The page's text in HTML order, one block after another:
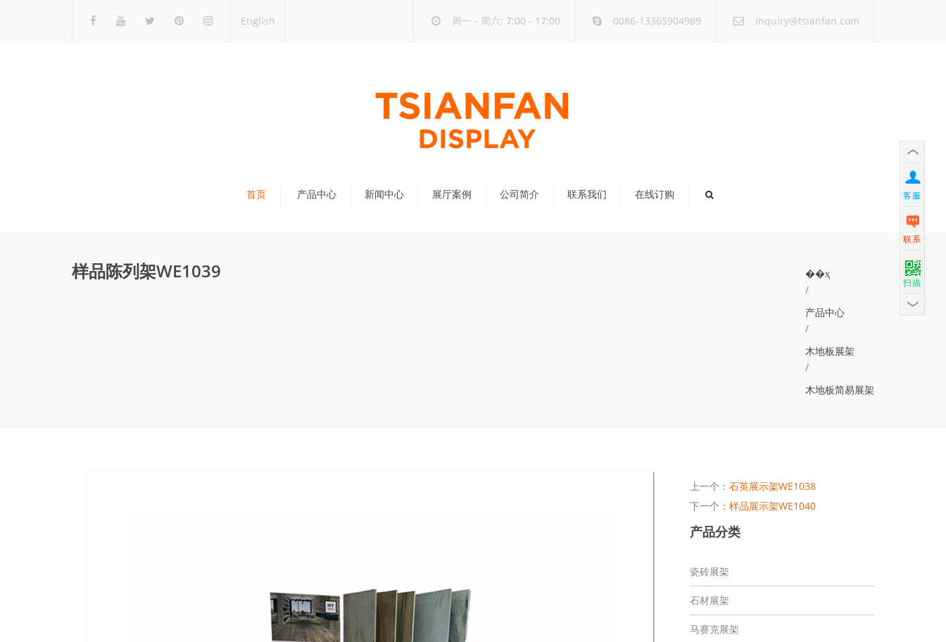
English 周一 - 周六: 7:00 - 17:00 0086-13365904989 inquiry@tsianfan.com
首页 产品中心 新闻中心 展厅案例 公司简介 联系我们 在线订购
样品陈列架WE1039
��ҳ
/
产品中心
/
木地板展架
/
木地板简易展架
上一个： 石英展示架WE1038
下一个： 样品展示架WE1040
产品分类
瓷砖展架
石材展架
马赛克展架
客服
联系
扫描